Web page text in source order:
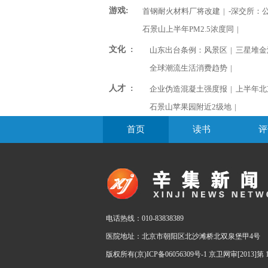
游戏: 首钢耐火材料厂将改建 | -深交所：
石景山上半年PM2.5浓度同 |
文化 : 山东出台条例：风景区 | 三星堆
全球潮流生活消费趋势 |
人才 : 企业伪造混凝土强度报 | 上半年
石景山苹果园附近2级地 |
首页 读书
电话热线：010-83838389
医院地址：北京市朝阳区北沙滩桥北双泉堡甲4号
版权所有(京)ICP备06056309号-1 京卫网审[2013]第